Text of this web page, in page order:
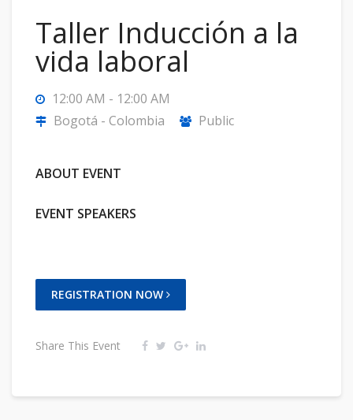
Taller Inducción a la
vida laboral
12:00 AM - 12:00 AM
Bogotá - Colombia
Public
ABOUT EVENT
EVENT SPEAKERS
REGISTRATION NOW
Share This Event